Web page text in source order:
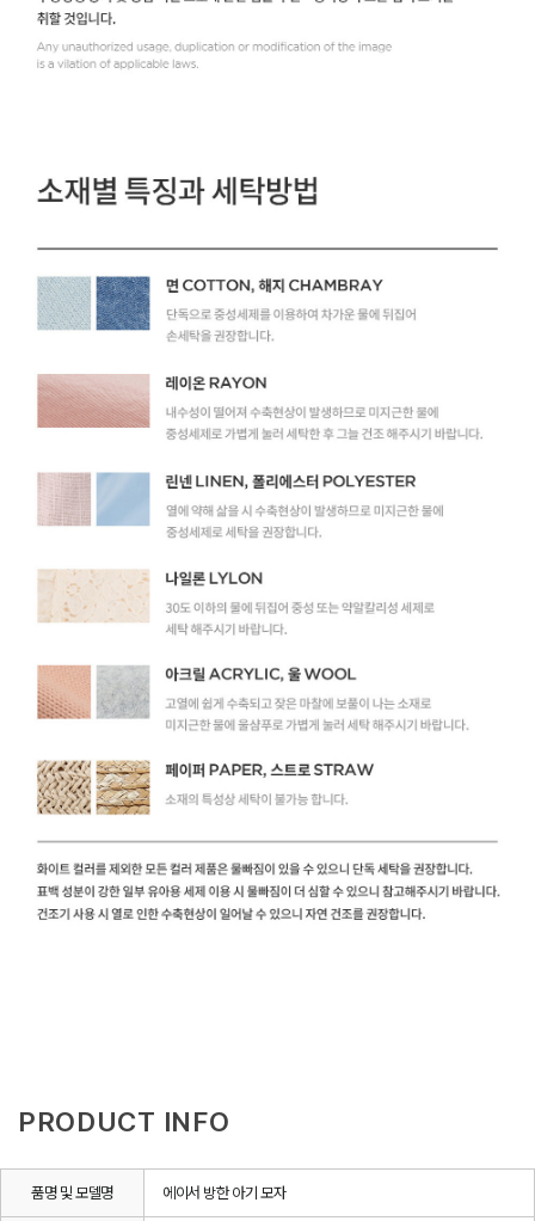
PRODUCT INFO
품명 및 모델명 에이서 방한 아기 모자